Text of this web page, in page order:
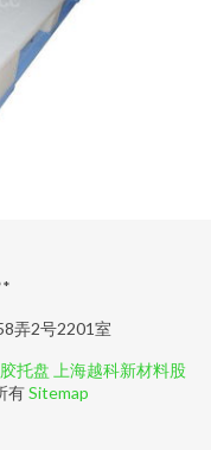
弄2号2201室
托盘 上海越科新材料股
有Sitemap